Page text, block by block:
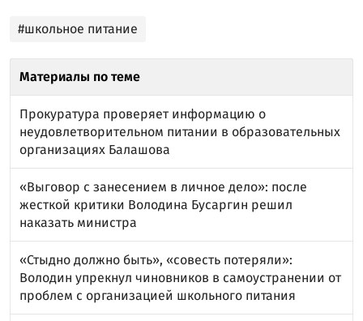
#школьное питание
Материалы по теме
Прокуратура проверяет информацию о
неудовлетворительном питании в образовательных
организациях Балашова
«Выговор с занесением в личное дело»: после
жесткой критики Володина Бусаргин решил
наказать министра
«Стыдно должно быть», «совесть потеряли»:
Володин упрекнул чиновников в самоустранении от
проблем с организацией школьного питания